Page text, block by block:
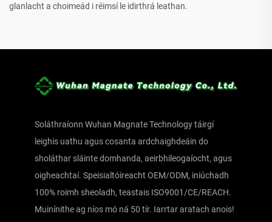
glanlacht a choimeád i réimsí le idirthrá leathan.
Soláthraíonn Wuhan Magnate Technology táirgí
leighis uathu agus cosanta ardchaighdeáin do
sholáthar sláinte domhanda, aeirbhileogaíocht, agus
oigheachtaí. Speisialtóireacht OEM/ODM, iniúchadh
100% roimh sheoladh, teastais ISO9001/CE/REACH.
Muinínithe ag níos mó ná 50 tír. Iarrtar aratach anois!